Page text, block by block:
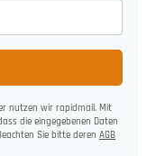
nutzen wir rapidmail. Mit
die eingegebenen Daten
Sie bitte deren AGB